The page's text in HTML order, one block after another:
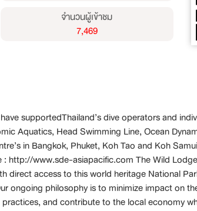
จำนวนผู้เข้าชม
7,469
supportedThailand’s dive operators and
Aquatics, Head Swimming Line, Ocean
in Bangkok, Phuket, Koh Tao and Koh
http://www.sde-asiapacific.com The Wild
direct access to this world heritage National
ongoing philosophy is to minimize impact on
and contribute to the local economy